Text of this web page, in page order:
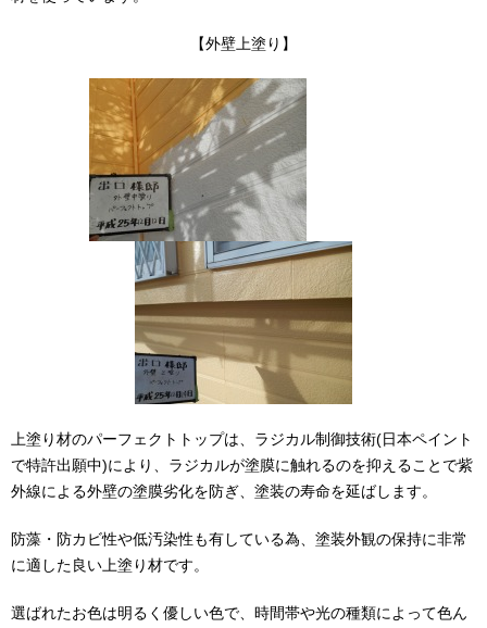
【外壁上塗り】
上塗り材のパーフェクトトップは、ラジカル制御技術(日本ペイント
で特許出願中)により、ラジカルが塗膜に触れるのを抑えることで紫
外線による外壁の塗膜劣化を防ぎ、塗装の寿命を延ばします。
防藻・防カビ性や低汚染性も有している為、塗装外観の保持に非常
に適した良い上塗り材です。
選ばれたお色は明るく優しい色で、時間帯や光の種類によって色ん